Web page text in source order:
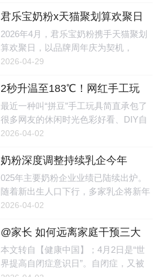
例，1990年至2010年的20年间，其发
病率每10年增长约50%。但值得欣慰的
是，越来越多的研究表明，过敏并非完
全由基因决定，生命早期的环境因素，
在过敏的发生发展中起着关键作用。不
日），有4名儿童私自前往自然水域游
泳，不幸溺亡。另据极目新闻消息：28
日晚，闽清县权威部门一名工作人员告
诉记者，4月19日19时许，闽清县上莲
安、应急等部门第一时间介入开展搜寻
工作，当地也组织了干部、群众加入搜
寻。当天20时33分许，到次日凌晨0时
25分许，先后在上莲乡某村庄一处溪水
内捞起4名失踪儿童，均无生命体征。
君乐宝奶粉x天猫聚划算欢聚日
圆满收官，引爆亲子户外新浪
潮
2026年4月，君乐宝奶粉携手天猫聚划
算欢聚日，以品牌周年庆为契机，
以“放风山野 宝护成长”为主题，成功举
达人种草以及品牌溯源的春日营销盛
事。活动期间，君乐宝奶粉不仅实现了
销售与声量的双向爆发，更在新生代父
母群体中，深度传递了“脑体双优”的科
题春季育儿痛点随着“户外遛娃”成为新
的探索欲与换季敏感期的健康隐患，成
为家长们的核心焦虑。君乐宝敏锐地捕
捉到这一需求，以“把自己还给山野，
2026-04-29
2秒升温至183℃！网红手工玩
具暗藏风险，有女孩被烧伤
最近一种叫“拼豆”手工玩具简直承包了
很多网友的休闲时光色彩好看、DIY自
由、做完超有成就感学生党、年轻人更
到看起来可可爱爱的手工玩具背后藏着
致命危险前不久一段视频在网上引发关
注↓↓↓REC画面中：一名小女孩在家
玩“拼豆”时，配套使用的小熨斗突然漏
电源，但手部仍不幸被烧伤。小熨斗突
看似可爱的玩具究竟隐藏着怎样的使用
风险？近日宁波市镇海区消防救援局联
2026-04-02
奶粉深度调整持续乳企今年
要“抢份额”，营养品同质化竞争
待解
025年主要奶粉企业业绩已陆续出炉。
随着新出生人口下行，多家乳企将新年
任务定为“抢份额”，市场集中度面临进
速布局营养品赛道，同质化竞争的问题
随之显现。新年目标：抢份额“今年新
年誓师大会的主题就是‘狭路相逢勇者
胜’。”一家国内奶粉企业负责人告诉记
2026-04-02
@家长 如何远离家庭干预三大
常见误区｜世界提高自闭症意
识日
本文转自【健康中国】；4月2日是“世
界提高自闭症意识日”。自闭症，又被